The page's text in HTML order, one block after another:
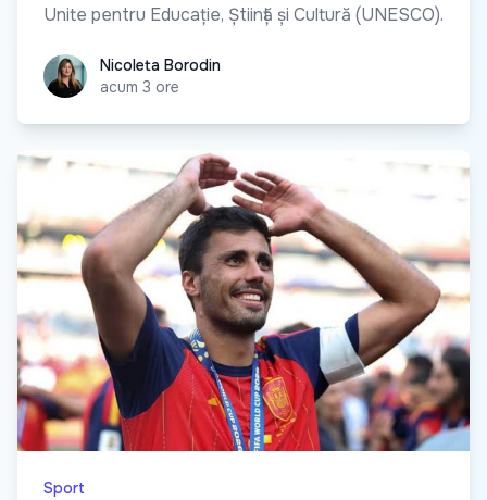
Unite pentru Educație, Știință și Cultură (UNESCO).
Nicoleta Borodin
Nicoleta Borodin
acum 3 ore
Sport